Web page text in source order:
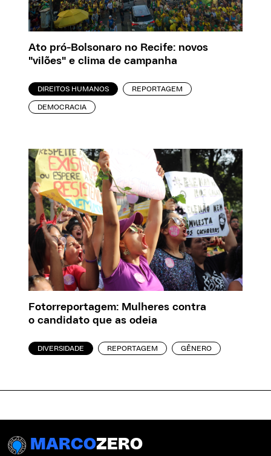
Ato pró-Bolsonaro no Recife: novos
"vilões" e clima de campanha
DIREITOS HUMANOS REPORTAGEM
DEMOCRACIA
Fotorreportagem: Mulheres contra
o candidato que as odeia
DIVERSIDADE REPORTAGEM GÊNERO
MARCOZERO